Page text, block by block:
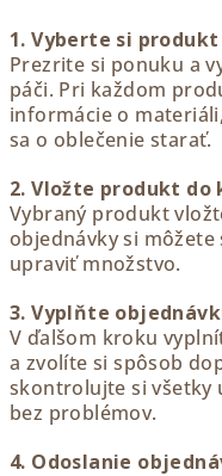
1. Vyberte si produkt
Prezrite si ponuku a
páči. Pri každom
informácie o
sa o oblečenie starať.
2. Vložte produkt do
Vybraný produkt
objednávky si
upraviť množstvo.
3. Vyplňte
V ďalšom kroku
a zvolíte si spôsob
skontrolujte si všetky
bez problémov.
4. Odoslanie